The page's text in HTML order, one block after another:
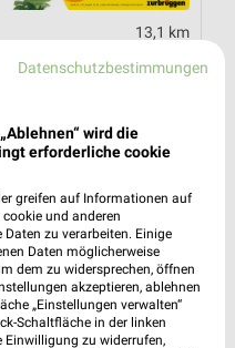
13,1 km
bis Mo. 31.08.
Datenschutzbestimmungen
wird die
erforderliche cookie
greifen auf Informationen auf
cookie und anderen
Daten zu verarbeiten. Einige
Daten möglicherweise
dem zu widersprechen, öffnen
akzeptieren, ablehnen
„Einstellungen verwalten“
Schaltfläche in der linken
Einwilligung zu widerrufen,